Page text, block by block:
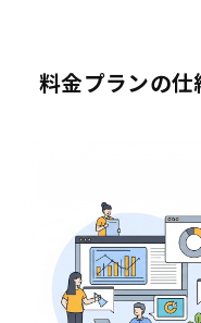
料金プランの仕